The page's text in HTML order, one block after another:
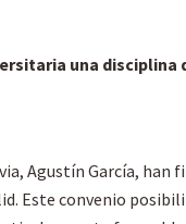
una disciplina
Agustín García,
Este convenio